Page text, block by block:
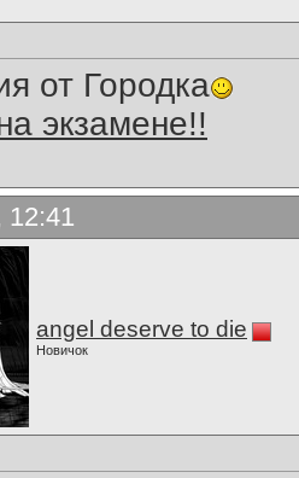
от Городка
экзамене!!
12:41
angel deserve to die
Новичок